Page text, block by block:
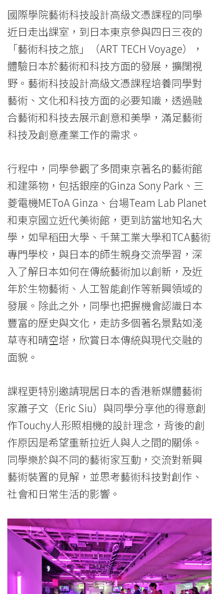
旅」
學
院
消
息
國
際
學
院
香
港
浸
會
大
國際學院藝術科技設計高級文憑課程的同學
近日走出課室，到日本東京參與四日三夜的
「藝術科技之旅」（ART TECH Voyage），
體驗日本於藝術和科技方面的發展，擴闊視
野。藝術科技設計高級文憑課程培養同學對
藝術、文化和科技方面的必要知識，透過融
合藝術和科技去展示創意和美學，滿足藝術
科技及創意產業工作的需求。
行程中，同學參觀了多間東京著名的藝術館
和建築物，包括銀座的Ginza Sony Park、三
菱電機METoA Ginza、台場Team Lab Planet
和東京國立近代美術館，更到訪當地知名大
學，如早稻田大學、千葉工業大學和TCA藝術
專門學校，與日本的師生親身交流學習，深
入了解日本如何在傳統藝術加以創新，及近
年於生物藝術、人工智能創作等新興領域的
發展。除此之外，同學也把握機會認識日本
豐富的歷史與文化，走訪多個著名景點如淺
草寺和晴空塔，欣賞日本傳統與現代交融的
面貌。
課程更特別邀請現居日本的香港新媒體藝術
家蕭子文（Eric Siu）與同學分享他的得意創
作Touchy人形照相機的設計理念，背後的創
作原因是希望重新拉近人與人之間的關係。
同學樂於與不同的藝術家互動，交流對新興
藝術裝置的見解，並思考藝術科技對創作、
社會和日常生活的影響。